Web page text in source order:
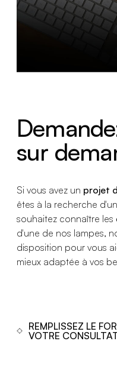
sur
Si vous avez un projet
êtes à la recherche d'un
souhaitez connaître les
d'une de nos lampes,
disposition pour vous
mieux adaptée à vos
REMPLISSEZ LE
VOTRE